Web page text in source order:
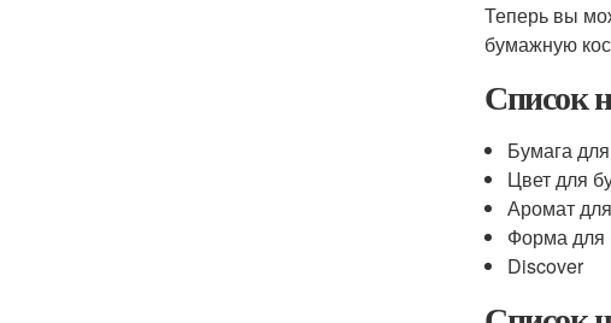
Теперь вы
бумажную
Список
Бумага
Цвет для
Аромат
Форма для
Discover